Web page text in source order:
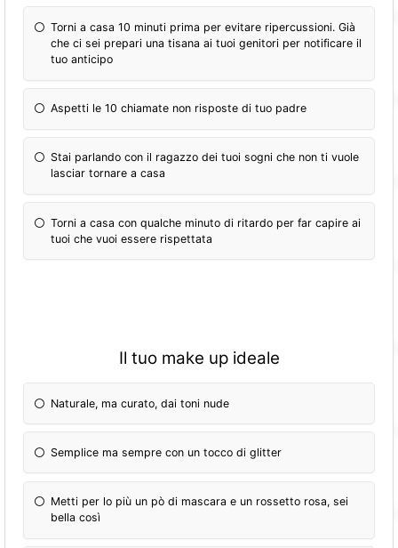
Torni a casa 10 minuti prima per evitare ripercussioni. Già
che ci sei prepari una tisana ai tuoi genitori per notificare il
tuo anticipo
Aspetti le 10 chiamate non risposte di tuo padre
Stai parlando con il ragazzo dei tuoi sogni che non ti vuole
lasciar tornare a casa
Torni a casa con qualche minuto di ritardo per far capire ai
tuoi che vuoi essere rispettata
Il tuo make up ideale
Naturale, ma curato, dai toni nude
Semplice ma sempre con un tocco di glitter
Metti per lo più un pò di mascara e un rossetto rosa, sei
bella così